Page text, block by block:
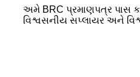
અમે BRC પ્રમાણપત્ર પાસ
વિશ્વસનીય સપ્લાયર અને